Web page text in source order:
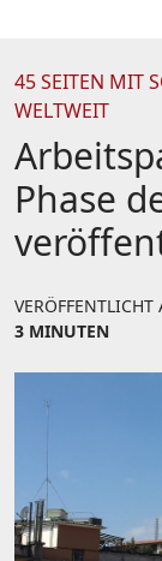
45 SEITEN MIT
WELTWEIT
Phase
VERÖFFENTLICHT
3 MINUTEN